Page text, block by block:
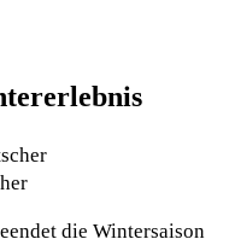
die Wintersaison